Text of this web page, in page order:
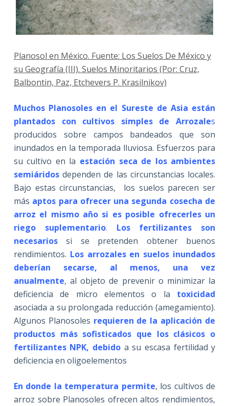
Planosol en México. Fuente: Los Suelos De México y
su Geografía (III). Suelos Minoritarios (Por: Cruz,
Balbontin, Paz, Etchevers P. Krasilnikov)
Muchos Planosoles en el Sureste de Asia están
plantados con cultivos simples de Arrozales
producidos sobre campos bandeados que son
inundados en la temporada lluviosa. Esfuerzos para
su cultivo en la estación seca de los ambientes
semiáridosdependen de las circunstancias locales.
Bajo estas circunstancias, los suelos parecen ser
más aptos para ofrecer una segunda cosecha de
arroz el mismo año si es posible ofrecerles un
riego suplementario. Los fertilizantes son
necesariossi se pretenden obtener buenos
rendimientos. Los arrozales en suelos inundados
deberían secarse, al menos, una vez
anualmente, al objeto de prevenir o minimizar la
deficiencia de micro elementos o la toxicidad
asociada a su prolongada reducción (amegamiento).
Algunos Planosoles requieren de la aplicación de
productos más sofisticados que los clásicos o
fertilizantes NPK, debido a su escasa fertilidad y
deficiencia en oligoelementos
En donde la temperatura permite, los cultivos de
arroz sobre Planosoles ofrecen altos rendimientos,